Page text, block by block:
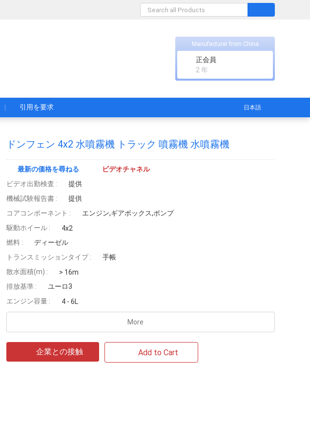
Manufacturer from China
正会員
2 年
引用を要求 日本語
ドンフェン 4x2 水噴霧機 トラック 噴霧機 水噴霧機
最新の価格を尋ねる
ビデオチャネル
ビデオ出勤検査 :
提供
機械試験報告書 :
提供
コアコンポーネント :
エンジン,ギアボックス,ポンプ
駆動ホイール :
4x2
燃料 :
ディーゼル
トランスミッションタイプ :
手帳
散水面積(m) :
> 16m
排放基準 :
ユーロ3
エンジン容量 :
4 - 6L
More
企業との接触 Add to Cart